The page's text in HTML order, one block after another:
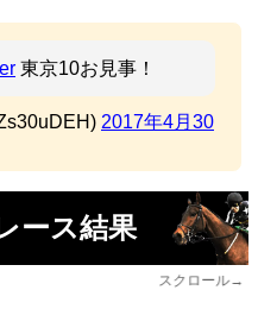
東京10お見事！
2017年4月30
ース結果
スクロール→